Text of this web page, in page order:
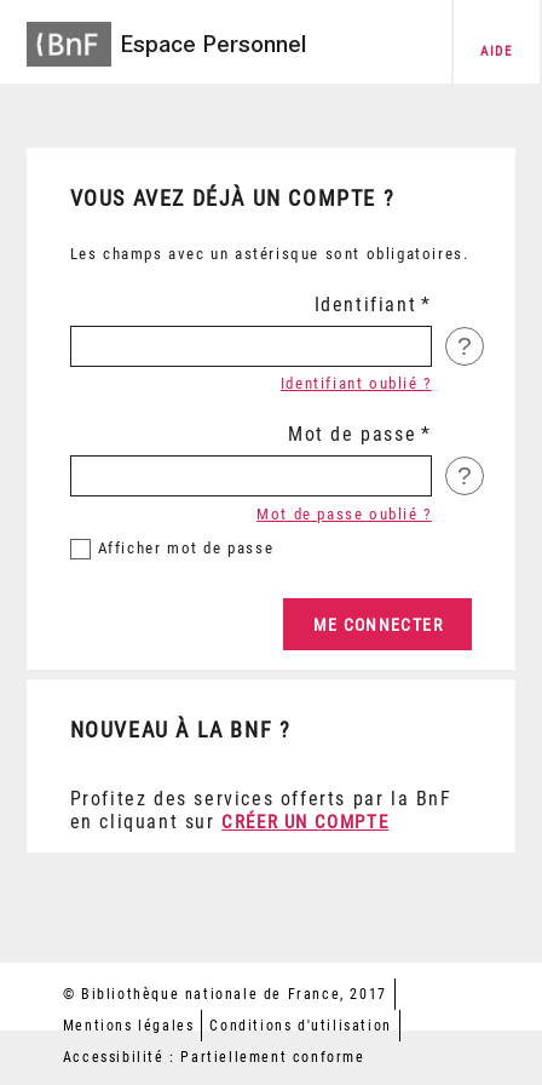
Espace Personnel AIDE
VOUS AVEZ DÉJÀ UN COMPTE ?
Les champs avec un astérisque sont obligatoires.
Identifiant
?
Identifiant oublié ?
Mot de passe
?
Afficher mot de passe
Mot de passe oublié ?
NOUVEAU À LA BNF ?
Profitez des services offerts par la BnF
en cliquant sur CRÉER UN COMPTE
© Bibliothèque nationale de France, 2017
Mentions légales
Conditions d'utilisation
Accessibilité : Partiellement conforme